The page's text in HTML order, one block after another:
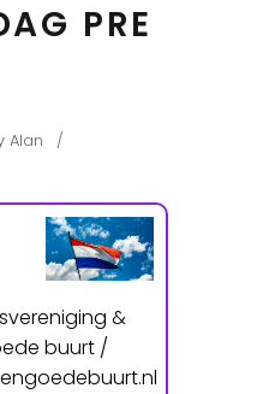
PRE
Alan
&
buurt /